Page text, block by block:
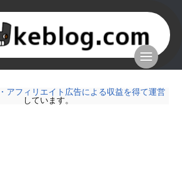
アフィリエイト広告による収益を得て運営
しています。